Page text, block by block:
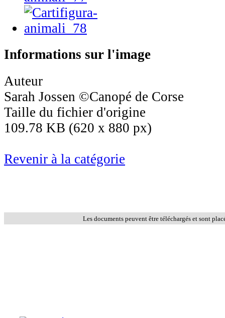
Informations sur l'image
Auteur
Sarah Jossen ©Canopé de Corse
Taille du fichier d'origine
109.78 KB (620 x 880 px)
Revenir à la catégorie
Les documents peuvent être téléchargés et sont